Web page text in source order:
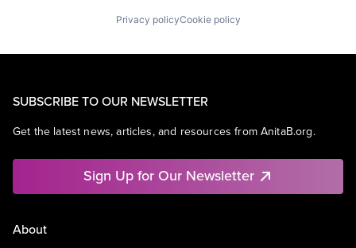
Privacy policyCookie policy
SUBSCRIBE TO OUR NEWSLETTER
Get the latest news, articles, and resources from AnitaB.org.
Sign Up for Our Newsletter
About